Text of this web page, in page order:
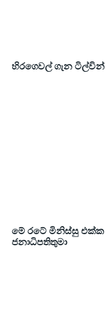
හිරගෙවල් ගැන
මේ රටේ මිනිස්සු
ජනාධිපතිතුමා